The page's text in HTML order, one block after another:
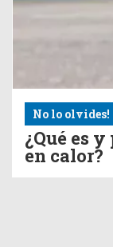
No lo olvides!
¿Qué es
en calor?